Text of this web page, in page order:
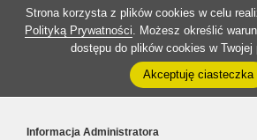
Strona korzysta z plików cookies w celu
Polityką Prywatności. Możesz określić
dostępu do plików cookies w Twojej
Akceptuję ciasteczka
Informacja Administratora